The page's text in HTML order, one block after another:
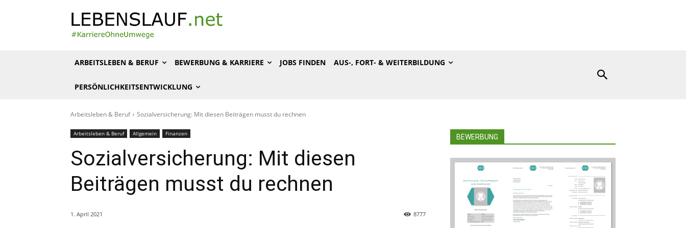
ARBEITSLEBEN & BERUF BEWERBUNG & KARRIERE JOBS FINDEN AUS-, FORT- & WEITERBILDUNG
PERSÖNLICHKEITSENTWICKLUNG
Arbeitsleben & Beruf Sozialversicherung: Mit diesen Beiträgen musst du rechnen
Arbeitsleben & Beruf Allgemein Finanzen
Sozialversicherung: Mit diesen
Beiträgen musst du rechnen
1. April 2021 8777
BEWERBUNG